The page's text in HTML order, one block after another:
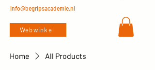
info@begripsacademie.nl
Webwinkel
Home All Products